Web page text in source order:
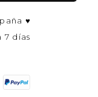
♥
7 días